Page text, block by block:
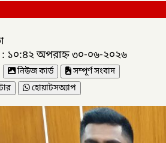
১০:৪২ অপরাহ্ন ৩০-০৬-২০২৬
নিউজ কার্ড
সম্পূর্ণ সংবাদ
হোয়াটসঅ্যাপ